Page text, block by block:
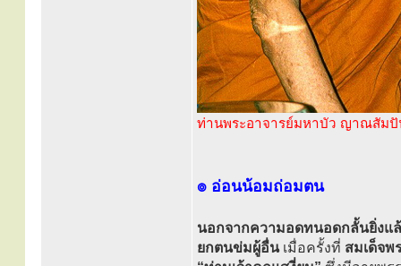
ท่านพระอาจารย์มหาบัว ญาณสัม
๏ อ่อนน้อมถ่อมตน
นอกจากความอดทนอดกลั้นยิ่งแล้
ยกตนข่มผู้อื่นเมื่อครั้งที่ สมเด็จพ